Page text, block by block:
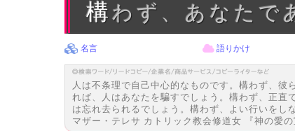
構わず、あなた
名言 語りかけ
人は不条理で自己中心的なものです。構わず、
れば、人はあなたを騙すでしょう。構わず、正
は忘れ去られるでしょう。構わず、よい行いをし
マザー・テレサ カトリック教会修道女 『神の愛